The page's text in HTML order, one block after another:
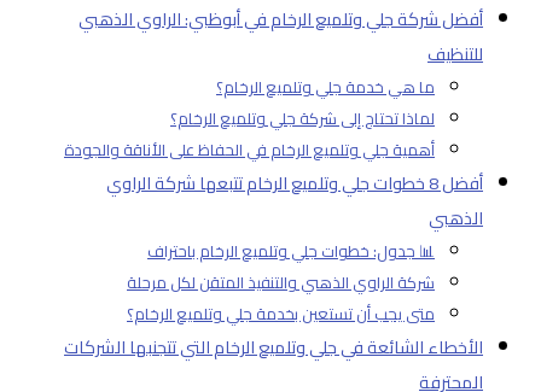
أفضل شركة جلي وتلميع الرخام في أبوظبي: الراوي الذهبي
للتنظيف
ما هي خدمة جلي وتلميع الرخام؟
لماذا تحتاج إلى شركة جلي وتلميع الرخام؟
أهمية جلي وتلميع الرخام في الحفاظ على الأناقة والجودة
أفضل 8 خطوات جلي وتلميع الرخام تتبعها شركة الراوي
الذهبي
📊 جدول: خطوات جلي وتلميع الرخام باحتراف
شركة الراوي الذهبي والتنفيذ المتقن لكل مرحلة
متى يجب أن تستعين بخدمة جلي وتلميع الرخام؟
الأخطاء الشائعة في جلي وتلميع الرخام التي تتجنبها الشركات
المحترفة